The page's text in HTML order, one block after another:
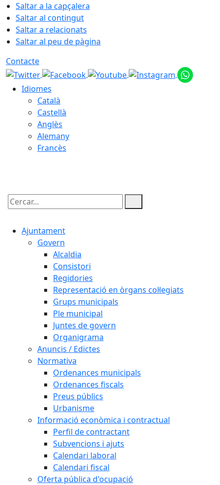
Saltar a la capçalera
Saltar al contingut
Saltar a relacionats
Saltar al peu de pàgina
Contacte
Idiomes
Català
Castellà
Anglès
Alemany
Francès
Cercar:
Ajuntament
Govern
Alcaldia
Consistori
Regidories
Representació en òrgans col·legiats
Grups municipals
Ple municipal
Juntes de govern
Organigrama
Anuncis / Edictes
Normativa
Ordenances municipals
Ordenances fiscals
Preus públics
Urbanisme
Informació econòmica i contractual
Perfil de contractant
Subvencions i ajuts
Calendari laboral
Calendari fiscal
Oferta pública d'ocupació